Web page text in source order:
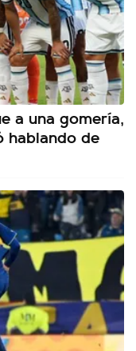
a una gomería,
hablando de